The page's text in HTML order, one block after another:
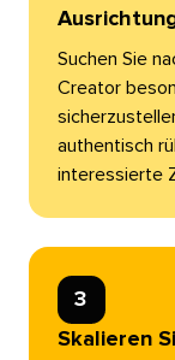
Suchen Sie
Creator
authentisch
interessierte
3​​
Skalieren